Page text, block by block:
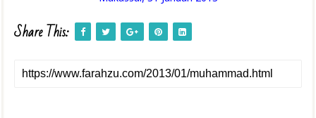
Share This: